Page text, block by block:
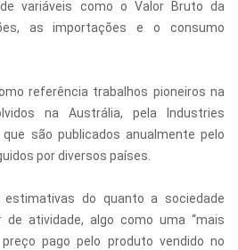
variáveis como o Valor Bruto da
as importações e o consumo
referência trabalhos pioneiros na
na Austrália, pela Industries
são publicados anualmente pelo
por diversos países.
do quanto a sociedade
de atividade, algo como uma “mais
pago pelo produto vendido no